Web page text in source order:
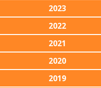
2023
2022
2021
2020
2019